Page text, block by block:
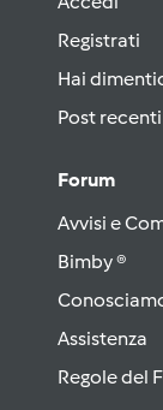
Registrati
Hai
Post recenti
Forum
Avvisi e
Bimby ®
Assistenza
Regole del